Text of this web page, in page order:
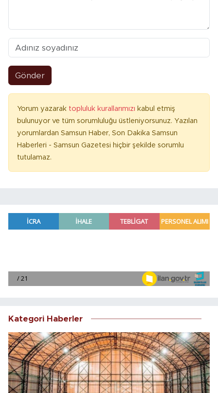
Gönder
Yorum yazarak topluluk kurallarımızı kabul etmiş
bulunuyor ve tüm sorumluluğu üstleniyorsunuz. Yazılan
yorumlardan Samsun Haber, Son Dakika Samsun
Haberleri - Samsun Gazetesi hiçbir şekilde sorumlu
tutulamaz.
Kategori Haberler